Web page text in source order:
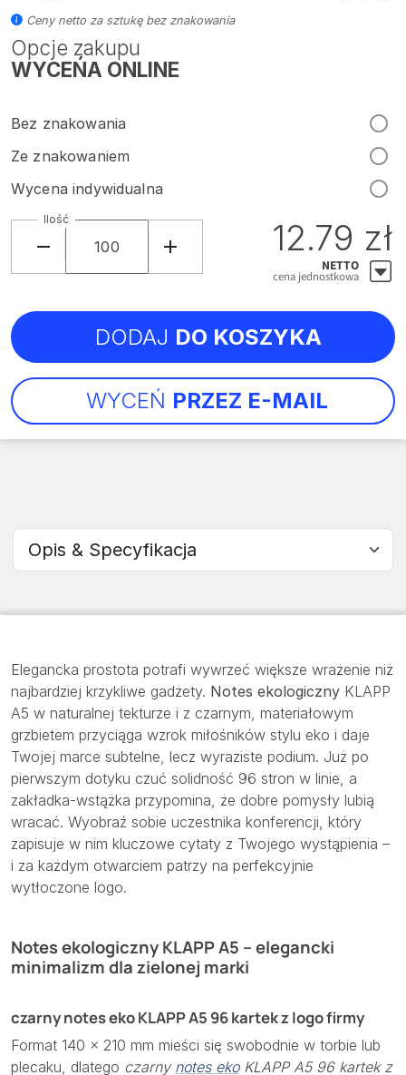
Elegancka prostota potrafi wywrzeć większe wrażenie niż
najbardziej krzykliwe gadżety. Notes ekologiczny KLAPP
A5 w naturalnej tekturze i z czarnym, materiałowym
grzbietem przyciąga wzrok miłośników stylu eko i daje
Twojej marce subtelne, lecz wyraziste podium. Już po
pierwszym dotyku czuć solidność 96 stron w linie, a
zakładka-wstążka przypomina, że dobre pomysły lubią
wracać. Wyobraź sobie uczestnika konferencji, który
zapisuje w nim kluczowe cytaty z Twojego wystąpienia –
i za każdym otwarciem patrzy na perfekcyjnie
wytłoczone logo.
Notes ekologiczny KLAPP A5 – elegancki
minimalizm dla zielonej marki
czarny notes eko KLAPP A5 96 kartek z logo firmy
Format 140 × 210 mm mieści się swobodnie w torbie lub
plecaku, dlatego czarny notes ekoKLAPP A5 96 kartek z
Wybierz sekcję
Opcje zakupu
WYCEŃA ONLINE
Bez znakowania
Ze znakowaniem
Wycena indywidualna
Ceny netto za sztukę bez znakowania
Ilość 12.79 zł
NETTO
cena jednostkowa
WYCEŃ PRZEZ E-MAIL
DODAJ DO KOSZYKA